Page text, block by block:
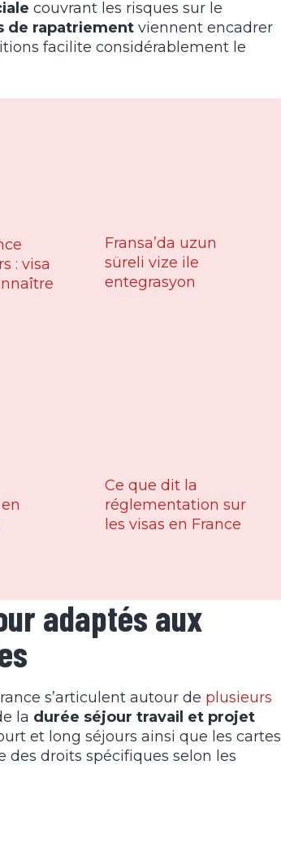
couvrant les risques sur le
de rapatriement viennent encadrer
facilite considérablement le
: visa
Fransa’da uzun
süreli vize ile
entegrasyon
Ce que dit la
réglementation sur
les visas en France
adaptés aux
s’articulent autour de plusieurs
la durée séjour travail et projet
et long séjours ainsi que les cartes
des droits spécifiques selon les